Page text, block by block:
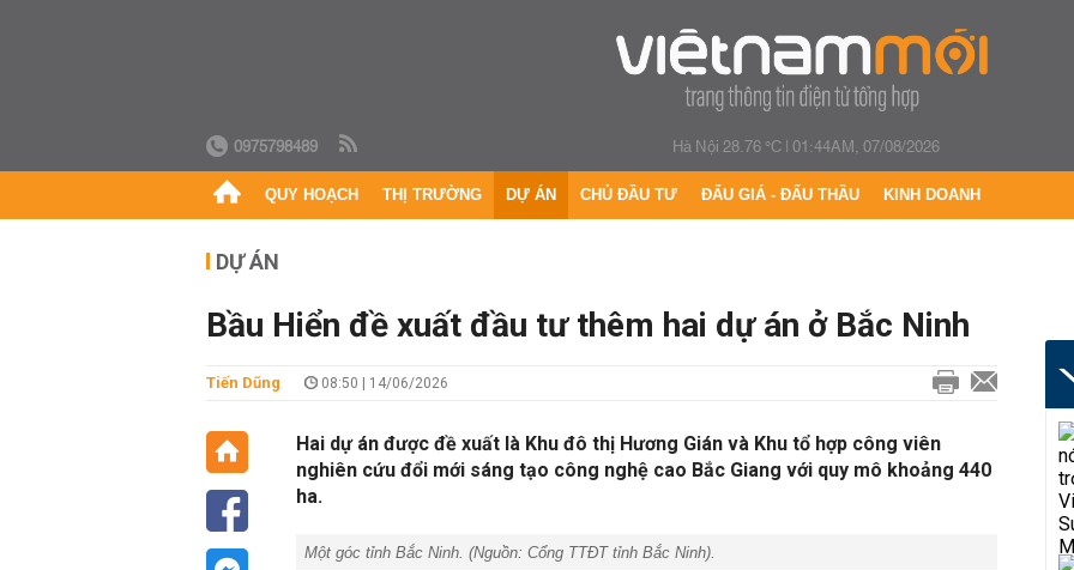
0975798489 Hà Nội 28.76 °C|01:44AM, 07/08/2026
QUY HOẠCH THỊ TRƯỜNG DỰ ÁN CHỦ ĐẦU TƯ ĐẤU GIÁ - ĐẤU THẦU KINH DOANH
DỰ ÁN
Bầu Hiển đề xuất đầu tư thêm hai dự án ở Bắc Ninh
Tiến Dũng 08:50 | 14/06/2026
Hai dự án được đề xuất là Khu đô thị Hương Gián và Khu tổ hợp công viên
nghiên cứu đổi mới sáng tạo công nghệ cao Bắc Giang với quy mô khoảng 440
ha.
Một góc tỉnh Bắc Ninh. (Nguồn: Cổng TTĐT tỉnh Bắc Ninh).